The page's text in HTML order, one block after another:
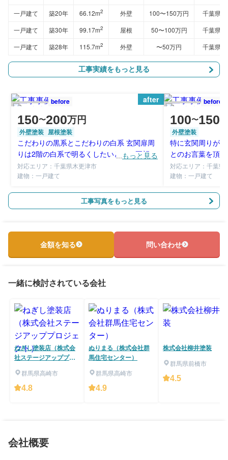
一戸建て
築20年 66.12m2 外壁 100〜150万円
千葉県
一戸建て
築30年 99.17m2 屋根 50〜100万円
千葉県
一戸建て
築28年 115.7m2 外壁 〜50万円 千葉県
工事実績をもっと見る
after
before
150〜200万円
外壁塗装 屋根塗装
こだわりの黒系とこだわりの白系 玄関扉周
りは2階の白系で明るくしたいとのご要望に
お応えしました。
もっと見る
対応エリア：千葉県木更津市
建物：一戸建て
before
100〜150
外壁塗装
特に玄関周りが
とのお言葉を頂
められた色はと
対応エリア：千葉県
建物：一戸建て
工事写真をもっと見る
金額を知る 問い合わせ
一緒に検討されている会社
ねぎし塗装店（株式会
社ステージアッププロ
群馬県高崎市
4.8
ぬりまる（株式会社群
馬住宅センター）
群馬県高崎市
4.9
株式会社柳井塗装
群馬県前橋市
4.5
会社概要